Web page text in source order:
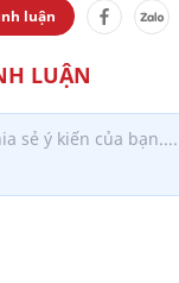
luận